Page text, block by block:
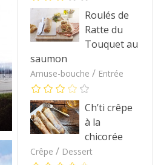
Roulés de
Ratte du
Touquet au
saumon
Amuse-bouche / Entrée
Ch’ti crêpe
à la
chicorée
Crêpe / Dessert